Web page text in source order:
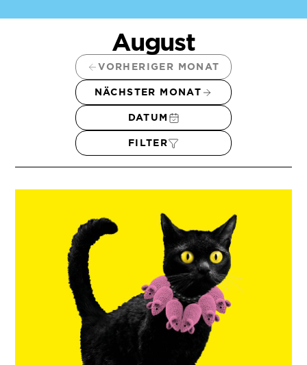
August
VORHERIGER MONAT
NÄCHSTER MONAT
DATUM
FILTER